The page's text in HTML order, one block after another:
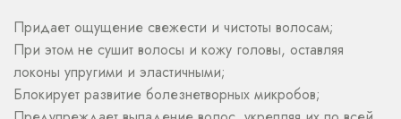
Придает ощущение свежести и чистоты волосам;
При этом не сушит волосы и кожу головы, оставляя
локоны упругими и эластичными;
Блокирует развитие болезнетворных микробов;